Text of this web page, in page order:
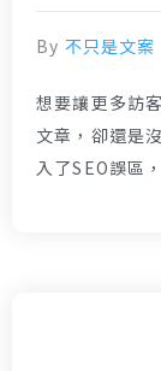
By 不只是文案
想要讓更多訪
文章，卻還是
入了SEO誤區